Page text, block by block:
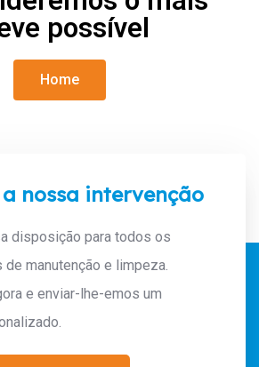
possível
Home
nossa intervenção
disposição para todos os
manutenção e limpeza.
e enviar-lhe-emos um